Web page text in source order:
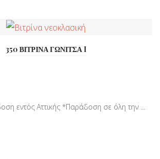
350 ΒΙΤΡΙΝΑ ΓΩΝΙΤΣΑ I
εντός Αττικής *Παράδοση σε όλη την ...